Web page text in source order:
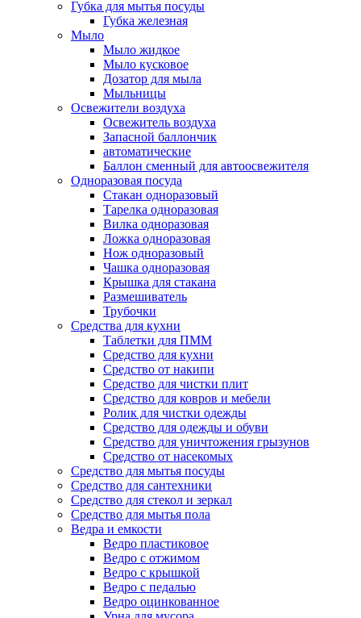
Губка для мытья посуды
Губка железная
Мыло
Мыло жидкое
Мыло кусковое
Дозатор для мыла
Мыльницы
Освежители воздуха
Освежитель воздуха
Запасной баллончик
автоматические
Баллон сменный для автоосвежителя
Одноразовая посуда
Стакан одноразовый
Тарелка одноразовая
Вилка одноразовая
Ложка одноразовая
Нож одноразовый
Чашка одноразовая
Крышка для стакана
Размешиватель
Трубочки
Средства для кухни
Таблетки для ПММ
Средство для кухни
Средство от накипи
Средство для чистки плит
Средство для ковров и мебели
Ролик для чистки одежды
Средство для одежды и обуви
Средство для уничтожения грызунов
Средство от насекомых
Средство для мытья посуды
Средство для сантехники
Средство для стекол и зеркал
Средство для мытья пола
Ведра и емкости
Ведро пластиковое
Ведро с отжимом
Ведро с крышкой
Ведро с педалью
Ведро оцинкованное